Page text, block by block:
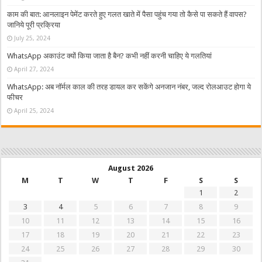
काम की बात: आनलाइन पेमेंट करते हुए गलत खाते में पैसा पहुंच गया तो कैसे पा सकते हैं वापस?
जानिये पूरी प्रक्रिया
July 25, 2024
WhatsApp अकाउंट क्यों किया जाता है बैन? कभी नहीं करनी चाहिए ये गलतियां
April 27, 2024
WhatsApp: अब नॉर्मल काल की तरह डायल कर सकेंगे अनजान नंबर, जल्द रोलआउट होगा ये
फीचर
April 25, 2024
August 2026
M
T W T F S
S
1
2
3
4 5 6 7 8
9
10
11 12 13 14 15
16
17
18 19 20 21 22
23
24
25 26 27 28 29
30